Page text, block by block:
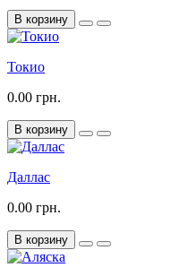
В корзину
Токио
0.00 грн.
В корзину
Даллас
0.00 грн.
В корзину